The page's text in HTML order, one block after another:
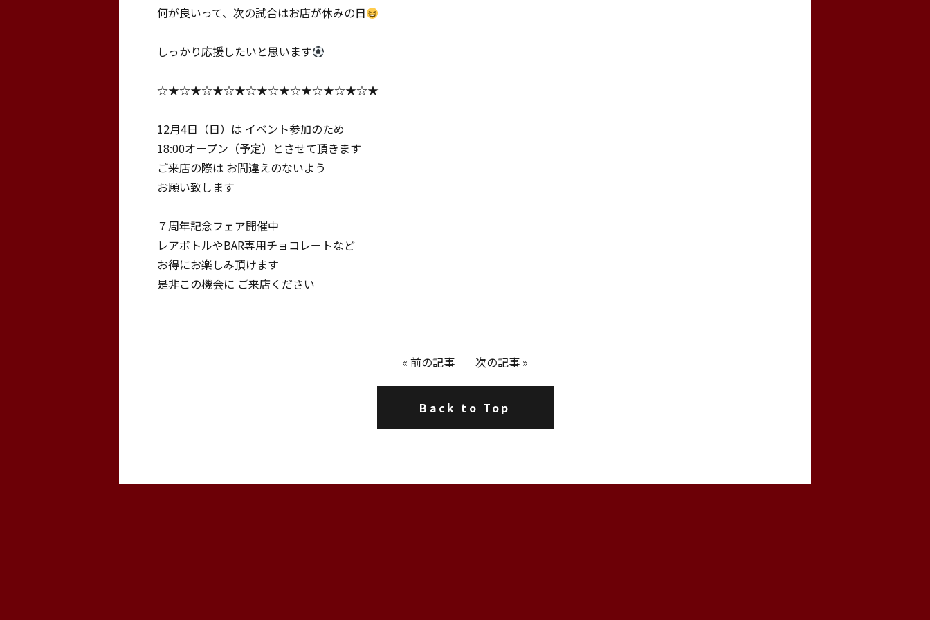
何が良いって、次の試合はお店が休みの日
しっかり応援したいと思います
☆★☆★☆★☆★☆★☆★☆★☆★☆★☆★
12月4日（日）は イベント参加のため
18:00オープン（予定）とさせて頂きます
ご来店の際は お間違えのないよう
お願い致します
７周年記念フェア開催中
レアボトルやBAR専用チョコレートなど
お得にお楽しみ頂けます
是非この機会に ご来店ください
« 前の記事 次の記事 »
Back to Top